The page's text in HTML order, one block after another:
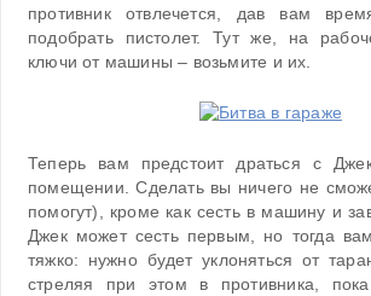
противник отвлечется, дав вам
подобрать пистолет. Тут же, на
ключи от машины – возьмите и их.
Теперь вам предстоит драться с
помещении. Сделать вы ничего не
помогут), кроме как сесть в машину и
Джек может сесть первым, но тогда
тяжко: нужно будет уклоняться от
стреляя при этом в противника,